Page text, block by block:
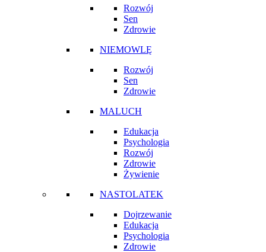
Rozwój
Sen
Zdrowie
NIEMOWLĘ
Rozwój
Sen
Zdrowie
MALUCH
Edukacja
Psychologia
Rozwój
Zdrowie
Żywienie
NASTOLATEK
Dojrzewanie
Edukacja
Psychologia
Zdrowie